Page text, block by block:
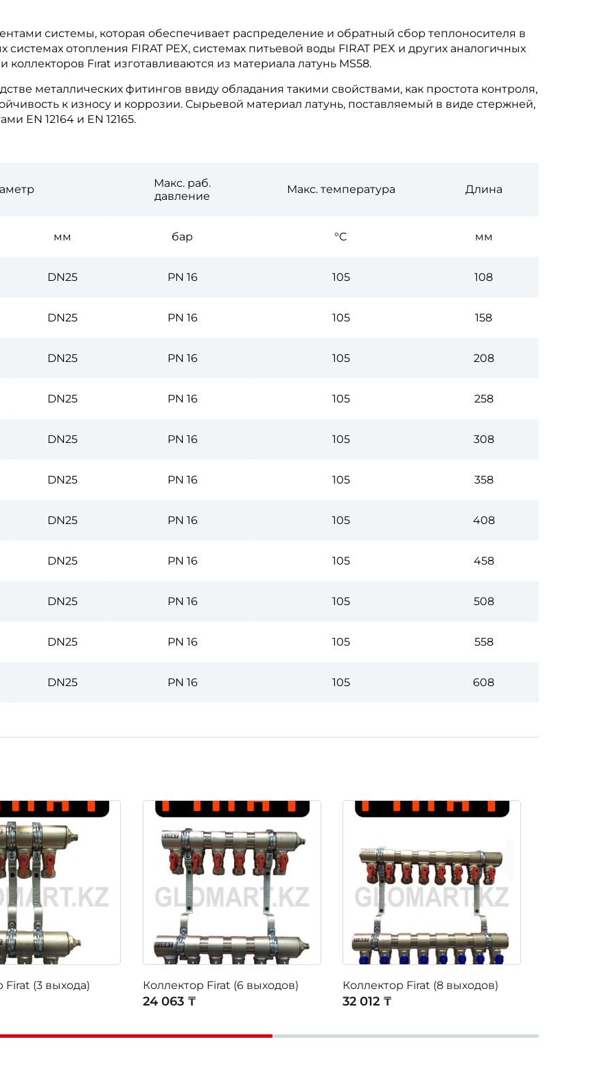
системы, которая обеспечивает распределение и обратный сбор теплоносителя в
отопления FIRAT PEX, системах питьевой воды FIRAT PEX и других аналогичных
Fırat изготавливаются из материала латунь MS58.
металлических фитингов ввиду обладания такими свойствами, как простота контроля,
к износу и коррозии. Сырьевой материал латунь, поставляемый в виде стержней,
EN 12164 и EN 12165.
Макс. раб.
давление
Макс. температура Длина
мм бар °C мм
DN25 PN 16 105 108
DN25 PN 16 105 158
DN25 PN 16 105 208
DN25 PN 16 105 258
DN25 PN 16 105 308
DN25 PN 16 105 358
DN25 PN 16 105 408
DN25 PN 16 105 458
DN25 PN 16 105 508
DN25 PN 16 105 558
DN25 PN 16 105 608
Firat (3 выхода) Коллектор Firat (6 выходов)
24 063 ₸
Коллектор Firat (8 выходов)
32 012 ₸